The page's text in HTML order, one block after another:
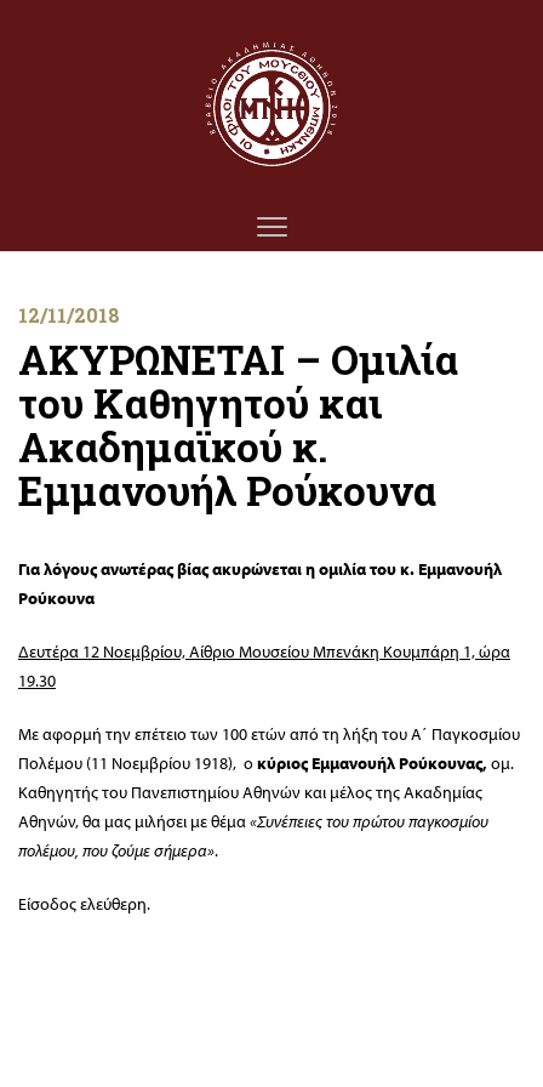
12/11/2018
ΑΚΥΡΩΝΕΤΑΙ – Ομιλία
του Καθηγητού και
Ακαδημαϊκού κ.
Εμμανουήλ Ρούκουνα
Για λόγους ανωτέρας βίας ακυρώνεται η ομιλία του κ. Εμμανουήλ
Ρούκουνα
Δευτέρα 12 Νοεμβρίου, Αίθριο Μουσείου Μπενάκη Κουμπάρη 1, ώρα
19.30
Με αφορμή την επέτειο των 100 ετών από τη λήξη του Α΄ Παγκοσμίου
Πολέμου (11 Νοεμβρίου 1918), οκύριος Εμμανουήλ Ρούκουνας, ομ.
Καθηγητής του Πανεπιστημίου Αθηνών και μέλος της Ακαδημίας
Αθηνών, θα μας μιλήσει με θέμα«Συνέπειες του πρώτου παγκοσμίου
πολέμου, που ζούμε σήμερα».
Είσοδος ελεύθερη.